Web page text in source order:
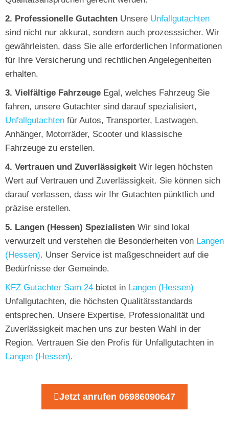
2. Professionelle Gutachten Unsere Unfallgutachten
sind nicht nur akkurat, sondern auch prozesssicher. Wir
gewährleisten, dass Sie alle erforderlichen Informationen
für Ihre Versicherung und rechtlichen Angelegenheiten
erhalten.
3. Vielfältige Fahrzeuge Egal, welches Fahrzeug Sie
fahren, unsere Gutachter sind darauf spezialisiert,
Unfallgutachten für Autos, Transporter, Lastwagen,
Anhänger, Motorräder, Scooter und klassische
Fahrzeuge zu erstellen.
4. Vertrauen und Zuverlässigkeit Wir legen höchsten
Wert auf Vertrauen und Zuverlässigkeit. Sie können sich
darauf verlassen, dass wir Ihr Gutachten pünktlich und
präzise erstellen.
5. Langen (Hessen) Spezialisten Wir sind lokal
verwurzelt und verstehen die Besonderheiten von Langen
(Hessen). Unser Service ist maßgeschneidert auf die
Bedürfnisse der Gemeinde.
KFZ Gutachter Sam 24 bietet in Langen (Hessen)
Unfallgutachten, die höchsten Qualitätsstandards
entsprechen. Unsere Expertise, Professionalität und
Zuverlässigkeit machen uns zur besten Wahl in der
Region. Vertrauen Sie den Profis für Unfallgutachten in
Langen (Hessen).
Jetzt anrufen 06986090647